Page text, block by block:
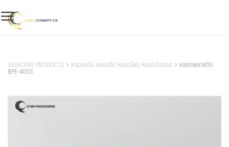
to
content
SKINCARE PRODUCTS หลอดครีม หลอดลิป หลอดโฟม หลอดกันแดด หลอดพลาสติก
BPE-4003